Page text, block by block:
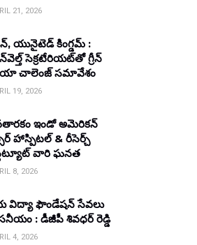
21, 2026
యునైటెడ్ కింగ్డమ్ :
సెక్రటేరియట్‌తో గ్రీన్
చాలెంజ్ సమావేశం
19, 2026
ఇండో అమెరికన్
హాస్పిటల్ & రీసెర్చ్
వారి ఘనత
8, 2026
విద్యా ఫౌండేషన్ సేవలు
: డీజీపీ శివధర్ రెడ్డి
4, 2026